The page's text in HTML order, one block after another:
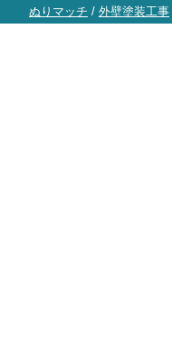
ぬりマッチ / 外壁塗装工事